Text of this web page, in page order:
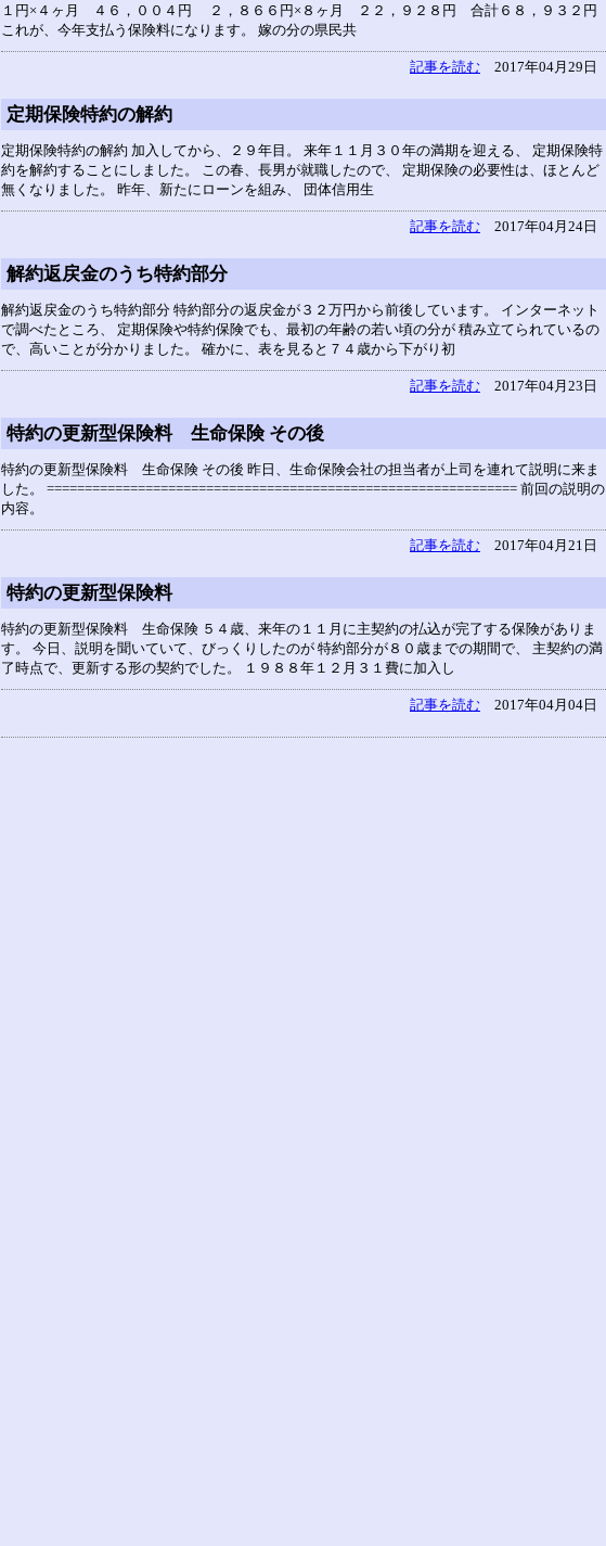
１円×４ヶ月 ４６，００４円 ２，８６６円×８ヶ月 ２２，９２８円 合計６８，９３２円
これが、今年支払う保険料になります。 嫁の分の県民共
記事を読む 2017年04月29日
定期保険特約の解約
定期保険特約の解約 加入してから、２９年目。 来年１１月３０年の満期を迎える、 定期保険特
約を解約することにしました。 この春、長男が就職したので、 定期保険の必要性は、ほとんど
無くなりました。 昨年、新たにローンを組み、 団体信用生
記事を読む 2017年04月24日
解約返戻金のうち特約部分
解約返戻金のうち特約部分 特約部分の返戻金が３２万円から前後しています。 インターネット
で調べたところ、 定期保険や特約保険でも、最初の年齢の若い頃の分が 積み立てられているの
で、高いことが分かりました。 確かに、表を見ると７４歳から下がり初
記事を読む 2017年04月23日
特約の更新型保険料 生命保険 その後
特約の更新型保険料 生命保険 その後 昨日、生命保険会社の担当者が上司を連れて説明に来ま
した。 ============================================================== 前回の説明の
内容。
記事を読む 2017年04月21日
特約の更新型保険料
特約の更新型保険料 生命保険 ５４歳、来年の１１月に主契約の払込が完了する保険がありま
す。 今日、説明を聞いていて、びっくりしたのが 特約部分が８０歳までの期間で、 主契約の満
了時点で、更新する形の契約でした。 １９８８年１２月３１費に加入し
記事を読む 2017年04月04日